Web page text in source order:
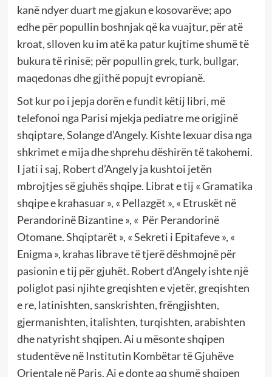
kanë ndyer duart me gjakun e kosovarëve; apo
edhe për popullin boshnjak që ka vuajtur, për atë
kroat, slloven ku im atë ka patur kujtime shumë të
bukura të rinisë; për popullin grek, turk, bullgar,
maqedonas dhe gjithë popujt evropianë.
Sot kur po i jepja dorën e fundit këtij libri, më
telefonoi nga Parisi mjekja pediatre me origjinë
shqiptare, Solange d’Angely. Kishte lexuar disa nga
shkrimet e mija dhe shprehu dëshirën të takohemi.
I jati i saj, Robert d’Angely ja kushtoi jetën
mbrojtjes së gjuhës shqipe. Librat e tij « Gramatika
shqipe e krahasuar », « Pellazgët », « Etruskët në
Perandorinë Bizantine », « Për Perandorinë
Otomane. Shqiptarët », « Sekreti i Epitafeve », «
Enigma », krahas librave të tjerë dëshmojnë për
pasionin e tij për gjuhët. Robert d’Angely ishte një
poliglot pasi njihte greqishten e vjetër, greqishten
e re, latinishten, sanskrishten, frëngjishten,
gjermanishten, italishten, turqishten, arabishten
dhe natyrisht shqipen. Ai u mësonte shqipen
studentëve në Institutin Kombëtar të Gjuhëve
Orientale në Paris. Ai e donte aq shumë shqipen